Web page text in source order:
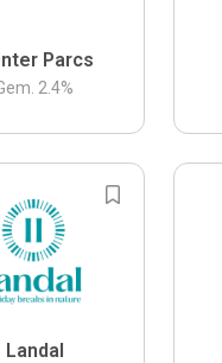
Parcs
2.4%
Landal